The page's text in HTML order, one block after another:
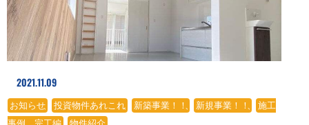
2021.11.09
お知らせ、 投資物件あれこれ、 新築事業！！ 新規事業！！
施工